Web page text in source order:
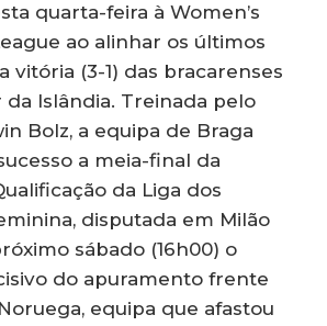
quarta-feira à Women’s
ao alinhar os últimos
vitória (3-1) das bracarenses
da Islândia. Treinada pelo
Bolz, a equipa de Braga
a meia-final da
da Liga dos
disputada em Milão
sábado (16h00) o
do apuramento frente
equipa que afastou